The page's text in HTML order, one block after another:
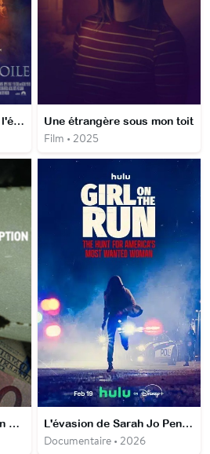
Stardust, le mystère de l'étoile Une étrangère sous mon toit
Film • 2025
FIFA Corruption et Ballon Rond L'évasion de Sarah Jo Pender, la femme la plus recherchée des États-Unis
Documentaire • 2026